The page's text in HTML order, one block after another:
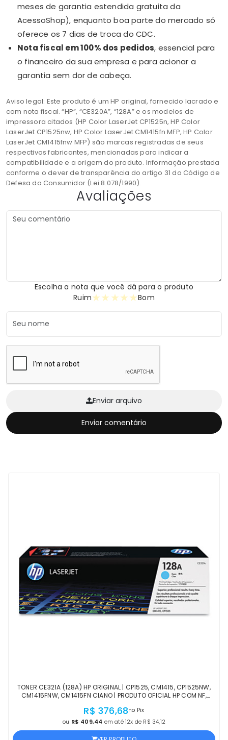
meses de garantia estendida gratuita da
AcessoShop), enquanto boa parte do mercado só
oferece os 7 dias de troca do CDC.
Nota fiscal em 100% dos pedidos, essencial para
o financeiro da sua empresa e para acionar a
garantia sem dor de cabeça.
Aviso legal: Este produto é um HP original, fornecido lacrado e
com nota fiscal. “HP”, “CE320A”, “128A” e os modelos de
impressora citados (HP Color LaserJet CP1525n, HP Color
LaserJet CP1525nw, HP Color LaserJet CM1415fn MFP, HP Color
LaserJet CM1415fnw MFP) são marcas registradas de seus
respectivos fabricantes, mencionadas para indicar a
compatibilidade e a origem do produto. Informação prestada
conforme o dever de transparência do artigo 31 do Código de
Defesa do Consumidor (Lei 8.078/1990).
Avaliações
Escolha a nota que você dá para o produto
Ruim
★
★
★
★
★ Bom
Enviar arquivo
Enviar comentário
TONER CE321A (128A) HP ORIGINAL | CP1525, CM1415, CP1525NW,
CM1415FNW, CM1415FN CIANO | PRODUTO OFICIAL HP COM NF,
R$ 376,68no Pix
ou R$ 409,44 em até 12x de R$ 34,12